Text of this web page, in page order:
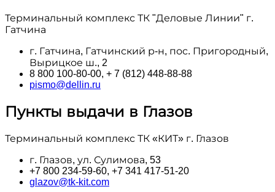
Терминальный комплекс ТК "Деловые Линии" г.
Гатчина
г. Гатчина, Гатчинский р-н, пос. Пригородный,
Вырицкое ш., 2
8 800 100‑80-00, + 7 (812) 448-88-88
pismo@dellin.ru
Пункты выдачи в Глазов
Терминальный комплекс ТК «КИТ» г. Глазов
г. Глазов, ул. Сулимова, 53
+7 800 234-59-60, +7 341 417-51-20
glazov@tk-kit.com